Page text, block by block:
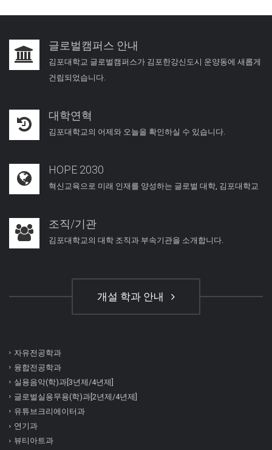
글로벌캠퍼스 안내
김포대학교 글로벌캠퍼스가 김포한강신도시 운양동에 새롭게
건립되었습니다.
대학연혁
김포대학교의 어제와 오늘을 확인하실 수 있습니다.
HOPE 2030
혁신교육으로 미래 인재를 양성하는 글로벌 대학, 김포대학교
조직/기관
김포대학교의 대학 조직과 부속기관을 소개합니다.
개설 학과 안내
자유전공학과
융합전공학과
실용음악(학)과[3년제/4년제]
글로벌실용무용(학)과[2년제/4년제]
유튜브크리에이터과
연기과
뷰티아트과